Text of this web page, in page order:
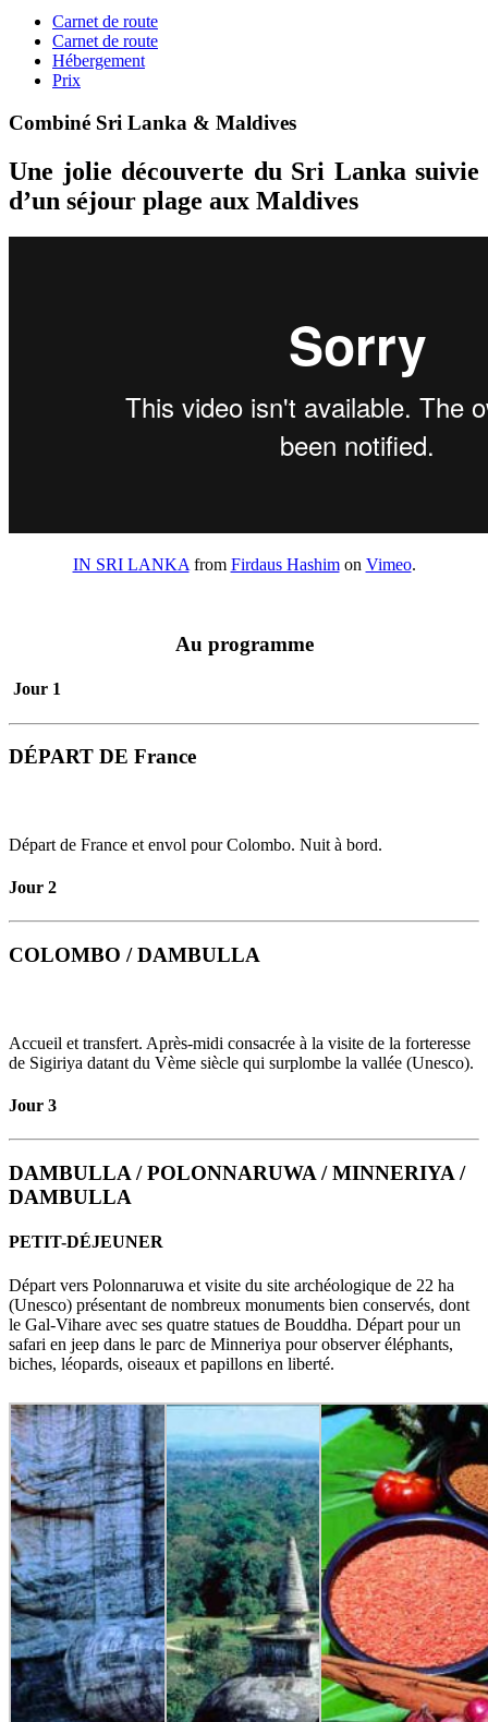
Carnet de route
Carnet de route
Hébergement
Prix
Combiné Sri Lanka & Maldives
Une jolie découverte du Sri Lanka suivie
d’un séjour plage aux Maldives
IN SRI LANKAfrom Firdaus Hashimon Vimeo.
Au programme
Jour 1
DÉPART DE France
Départ de France et envol pour Colombo. Nuit à bord.
Jour 2
COLOMBO / DAMBULLA
Accueil et transfert. Après-midi consacrée à la visite de la forteresse
de Sigiriya datant du Vème siècle qui surplombe la vallée (Unesco).
Jour 3
DAMBULLA / POLONNARUWA / MINNERIYA /
DAMBULLA
PETIT-DÉJEUNER
Départ vers Polonnaruwa et visite du site archéologique de 22 ha
(Unesco) présentant de nombreux monuments bien conservés, dont
le Gal-Vihare avec ses quatre statues de Bouddha. Départ pour un
safari en jeep dans le parc de Minneriya pour observer éléphants,
biches, léopards, oiseaux et papillons en liberté.